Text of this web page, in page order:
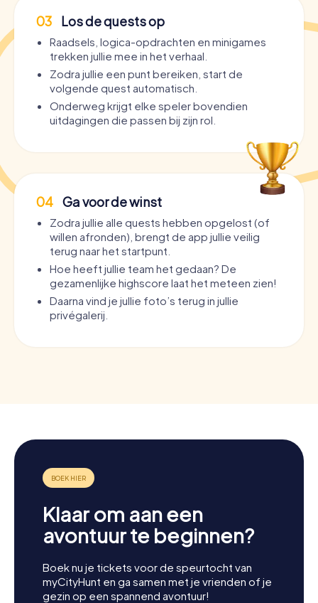
03 Los de quests op
Raadsels, logica-opdrachten en minigames
trekken jullie mee in het verhaal.
Zodra jullie een punt bereiken, start de
volgende quest automatisch.
Onderweg krijgt elke speler bovendien
uitdagingen die passen bij zijn rol.
04 Ga voor de winst
Zodra jullie alle quests hebben opgelost (of
willen afronden), brengt de app jullie veilig
terug naar het startpunt.
Hoe heeft jullie team het gedaan? De
gezamenlijke highscore laat het meteen zien!
Daarna vind je jullie foto’s terug in jullie
privégalerij.
Klaar om aan een
avontuur te beginnen?
Boek nu je tickets voor de speurtocht van
myCityHunt en ga samen met je vrienden of je
gezin op een spannend avontuur!